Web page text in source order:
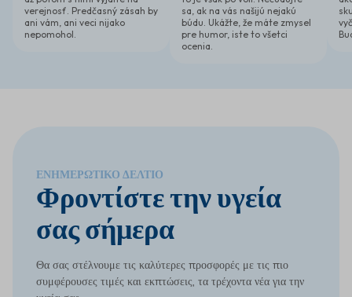
verejnosť. Predčasný zásah by
ani vám, ani veci nijako
nepomohol.
sa, ak na vás našijú nejakú
búdu. Ukážte, že máte zmysel
pre humor, iste to všetci
ocenia.
ΕΝΗΜΕΡΩΤΙΚΌ ΔΕΛΤΊΟ
Φροντίστε την υγεία
σας σήμερα
Θα σας στέλνουμε τις καλύτερες προσφορές με τις πιο
συμφέρουσες τιμές και εκπτώσεις, τα τρέχοντα νέα για την